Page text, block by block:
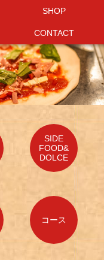
SHOP
CONTACT
SHOP
CONTACT
SIDE
FOOD&
DOLCE
コース